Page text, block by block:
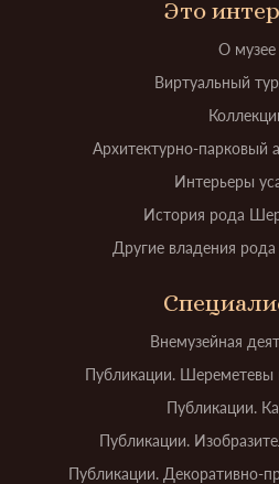
Это
О музее
Виртуальный
Архитектурно-парковый
Интерьеры
История рода
Другие владения
Внемузейная
Публикации. Шереметевы
Публикации.
Публикации.
Публикации. Декоративно-